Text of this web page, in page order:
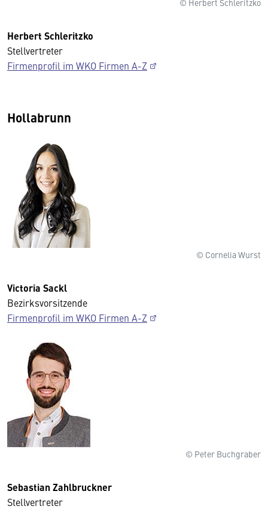
© Herbert Schleritzko
Herbert Schleritzko
Stellvertreter
Firmenprofil im WKO Firmen A-Z
Hollabrunn
© Cornelia Wurst
Victoria Sackl
Bezirksvorsitzende
Firmenprofil im WKO Firmen A-Z
© Peter Buchgraber
Sebastian Zahlbruckner
Stellvertreter